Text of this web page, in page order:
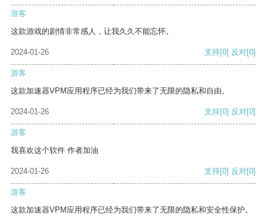
游客
这款游戏的剧情非常感人，让我久久不能忘怀。
2024-01-26 支持[0] 反对[0]
游客
这款加速器VPM应用程序已经为我们带来了无限的隐私和自由。
2024-01-26 支持[0] 反对[0]
游客
我喜欢这个软件 作者加油
2024-01-26 支持[0] 反对[0]
游客
这款加速器VPM应用程序已经为我们带来了无限的隐私和安全性保护。